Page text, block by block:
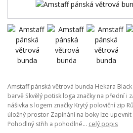
Amstaff pánská větrová bunda Hekara
barvě Skvělý potisk loga značky na přední i
nášivka s logem značky Krytý poloviční zip
úložný prostor Zapínání na boky lze
Pohodlný střih a pohodlné... celý popis